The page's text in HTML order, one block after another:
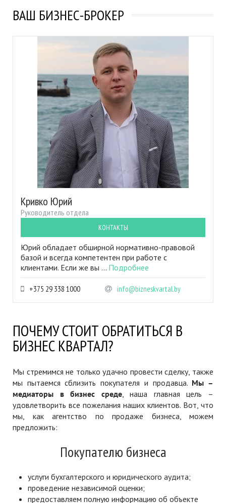
ВАШ БИЗНЕС-БРОКЕР
Кривко Юрий
Руководитель отдела
КОНТАКТЫ
Юрий обладает обширной нормативно-правовой
базой и всегда компетентен при работе с
клиентами. Если же вы ... Подробнее
+375 29 338 1000 info@bizneskvartal.by
ПОЧЕМУ СТОИТ ОБРАТИТЬСЯ В
БИЗНЕС КВАРТАЛ?
Мы стремимся не только удачно провести сделку, также
мы пытаемся сблизить покупателя и продавца. Мы –
медиаторы в бизнес среде, наша главная цель –
удовлетворить все пожелания наших клиентов. Вот, что
мы, как агентство по продаже бизнеса, можем
предложить:
Покупателю бизнеса
услуги бухгалтерского и юридического аудита;
проведение независимой оценки;
предоставляем полную информацию об объекте